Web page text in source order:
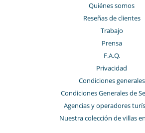
Quiénes somos
Reseñas de clientes
Trabajo
Prensa
F.A.Q.
Privacidad
Condiciones generales
Condiciones Generales de
Agencias y operadores
Nuestra colección de villas